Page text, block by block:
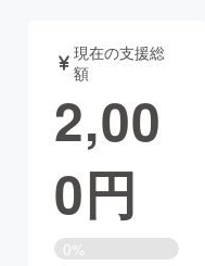
書籍・雑誌
チャレンジ
現在の支援総
額
2,00
0円
0%